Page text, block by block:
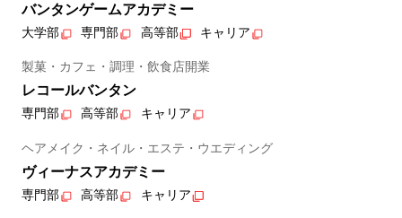
バンタンゲームアカデミー
大学部 専門部 高等部 キャリア
製菓・カフェ・調理・飲食店開業
レコールバンタン
専門部 高等部 キャリア
ヘアメイク・ネイル・エステ・ウエディング
ヴィーナスアカデミー
専門部 高等部 キャリア